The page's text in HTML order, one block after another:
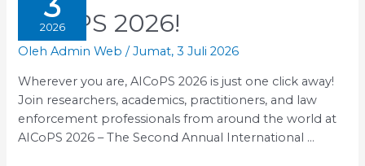
2026
AICoPS 2026!
OlehAdmin Web /Jumat, 3 Juli 2026
Wherever you are, AICoPS 2026 is just one click away!
Join researchers, academics, practitioners, and law
enforcement professionals from around the world at
AICoPS 2026 – The Second Annual International …